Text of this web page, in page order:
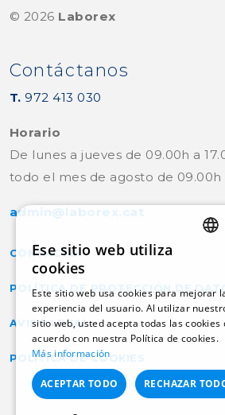
© 2026 Laborex
Contáctanos
T.972 413 030
Horario
De lunes a jueves de 09.00h a
todo el mes de agosto de 09.00h
admin@laborex.cat
CONTACTO
POLÍTICA DE PROTECCIÓN DE
AVISO LEGAL
POLÍTICA DE COOKIES
Ese sitio web utiliza
cookies
Este sitio web usa cookies para mejorar
experiencia del usuario. Al utilizar
sitio web, usted acepta todas las cookies
acuerdo con nuestra Política de cookies.
Más información
ACEPTAR TODO RECHAZAR